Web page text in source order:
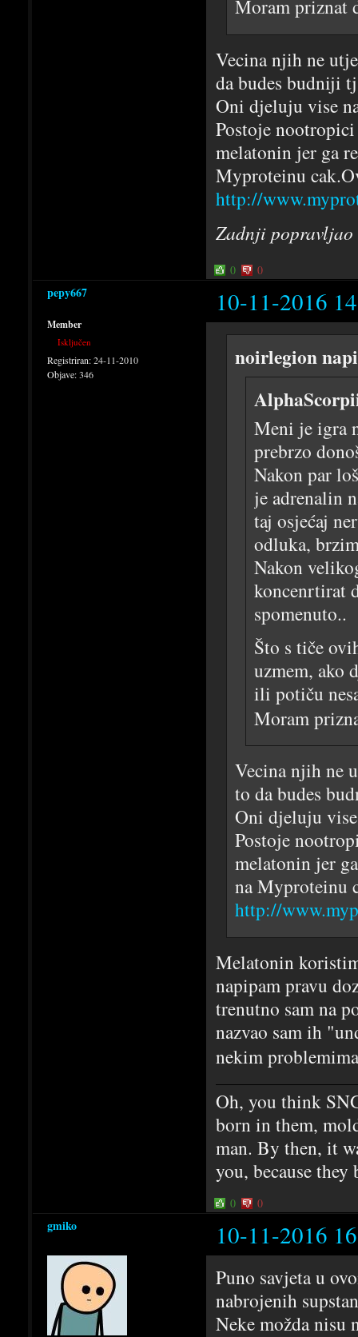
Moram priznat
Vecina njih ne
da budes budniji
Oni djeluju vise
Postoje
melatonin jer ga
Myproteinu
http://
Zadnji
0 0
pepy667 10-11-2016
Member
Isključen
Registriran:24-11-2010
Objave:346
noirlegion
Meni je igra
prebrzo
Nakon par
je adrenalin
taj osjećaj
odluka,
Nakon
koncenrtirat
spomenuto..
Što s tiče
uzmem, ako
ili potiču
Moram
Vecina njih ne
to da budes
Oni djeluju
Postoje
melatonin jer
na Myproteinu
http://
Melatonin
napipam pravu
trenutno sam na
nazvao sam ih
nekim
Oh, you think
born in them,
man. By then, it
you, because
0 0
gmiko 10-11-2016
Puno savjeta u
nabrojenih
Neke možda nisu